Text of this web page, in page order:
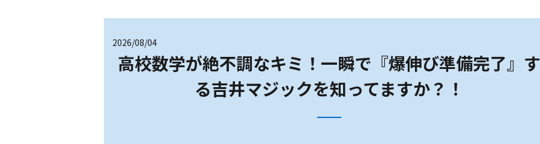
2026/08/04
高校数学が絶不調なキミ！一瞬で『爆伸び準備完了』す
る吉井マジックを知ってますか？！